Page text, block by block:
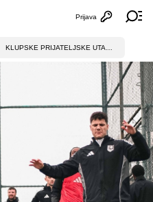
Otvori
Prijava